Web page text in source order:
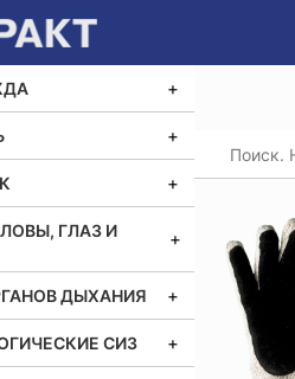
ГЛАЗ И
ДЫХАНИЯ
СИЗ